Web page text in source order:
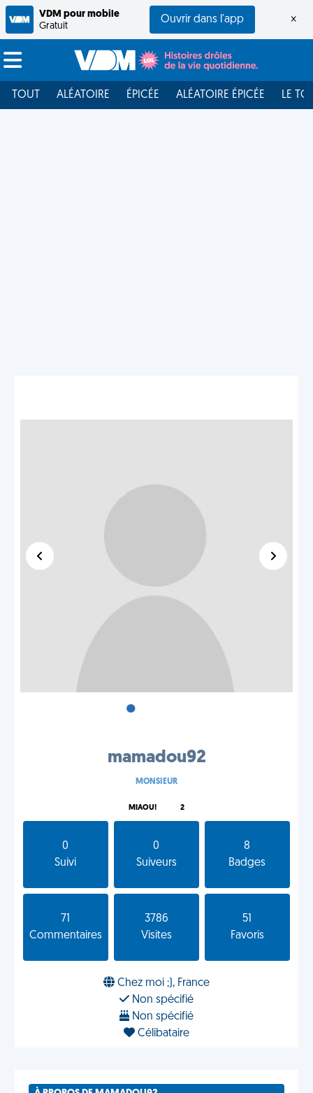
VDM pour mobile
Gratuit
Ouvrir dans l'app ×
TOUT ALÉATOIRE ÉPICÉE ALÉATOIRE ÉPICÉE LE
•
mamadou92
MONSIEUR
MIAOU! 2
0
Suivi
0
Suiveurs
8
Badges
71
Commentaires
3786
Visites
51
Favoris
Chez moi ;), France
Non spécifié
Non spécifié
Célibataire